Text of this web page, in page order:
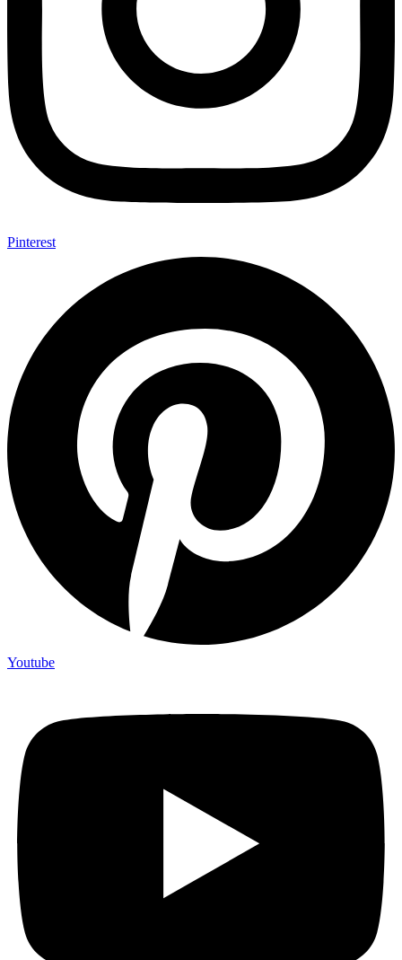
Pinterest
Youtube